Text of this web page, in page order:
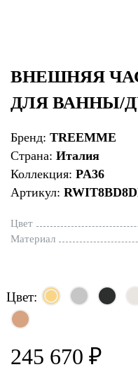
ВНЕШНЯЯ
ДЛЯ ВАННЫ/
Бренд: TREEMME
Страна: Италия
Коллекция: PA36
Артикул:
Цвет
Материал
Цвет:
245 670 ₽